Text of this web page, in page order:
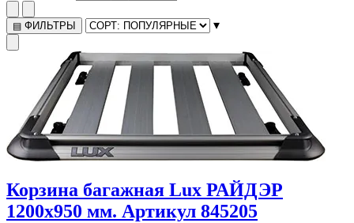
▤ ФИЛЬТРЫ ▾
Корзина багажная Lux РАЙДЭР
1200х950 мм. Артикул 845205